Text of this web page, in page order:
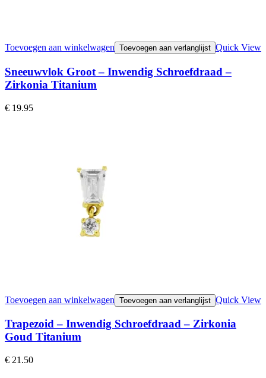
Toevoegen aan winkelwagen Toevoegen aan verlanglijst Quick View
Sneeuwvlok Groot – Inwendig Schroefdraad –
Zirkonia Titanium
€ 19.95
Toevoegen aan winkelwagen Toevoegen aan verlanglijst Quick View
Trapezoid – Inwendig Schroefdraad – Zirkonia
Goud Titanium
€ 21.50